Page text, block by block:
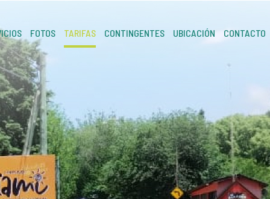
FOTOS TARIFAS CONTINGENTES UBICACIÓN CONTACTO